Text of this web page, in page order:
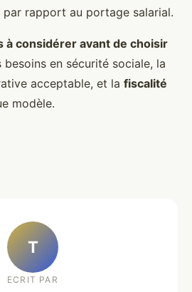
rapport au portage salarial.
à considérer avant de choisir
besoins en sécurité sociale, la
acceptable, et la fiscalité
modèle.
T
ECRIT PAR